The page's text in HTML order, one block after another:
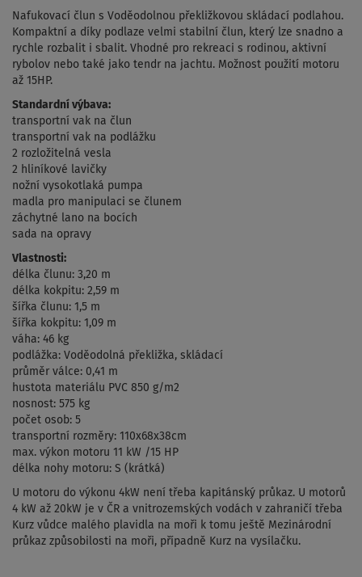
Nafukovací člun s Voděodolnou překližkovou skládací podlahou.
Kompaktní a díky podlaze velmi stabilní člun, který lze snadno a
rychle rozbalit i sbalit. Vhodné pro rekreaci s rodinou, aktivní
rybolov nebo také jako tendr na jachtu. Možnost použití motoru
až 15HP.
Standardní výbava:
transportní vak na člun
transportní vak na podlážku
2 rozložitelná vesla
2 hliníkové lavičky
nožní vysokotlaká pumpa
madla pro manipulaci se člunem
záchytné lano na bocích
sada na opravy
Vlastnosti:
délka člunu: 3,20 m
délka kokpitu: 2,59 m
šířka člunu: 1,5 m
šířka kokpitu: 1,09 m
váha: 46 kg
podlážka: Voděodolná překližka, skládací
průměr válce: 0,41 m
hustota materiálu PVC 850 g/m2
nosnost: 575 kg
počet osob: 5
transportní rozměry: 110x68x38cm
max. výkon motoru 11 kW /15 HP
délka nohy motoru: S (krátká)
U motoru do výkonu 4kW není třeba kapitánský průkaz. U motorů
4 kW až 20kW je v ČR a vnitrozemských vodách v zahraničí třeba
Kurz vůdce malého plavidla na moři k tomu ještě Mezinárodní
průkaz způsobilosti na moři, případně Kurz na vysílačku.